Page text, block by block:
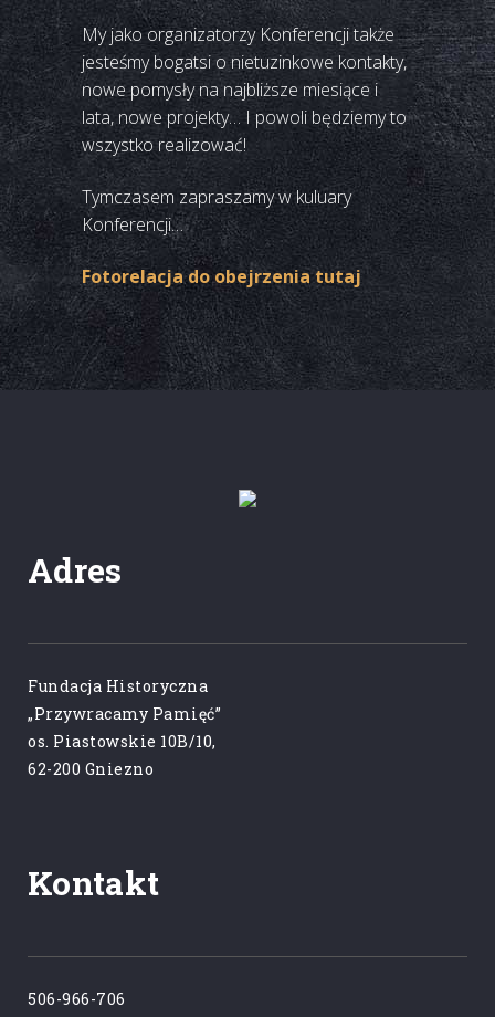
My jako organizatorzy Konferencji także
jesteśmy bogatsi o nietuzinkowe kontakty,
nowe pomysły na najbliższe miesiące i
lata, nowe projekty… I powoli będziemy to
wszystko realizować!
Tymczasem zapraszamy w kuluary
Konferencji…
Fotorelacja do obejrzenia tutaj
Adres
Fundacja Historyczna
„Przywracamy Pamięć”
os. Piastowskie 10B/10,
62-200 Gniezno
Kontakt
506-966-706